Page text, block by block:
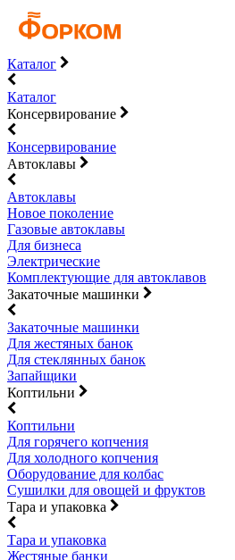
Каталог
Каталог
Консервирование
Консервирование
Автоклавы
Автоклавы
Новое поколение
Газовые автоклавы
Для бизнеса
Электрические
Комплектующие для автоклавов
Закаточные машинки
Закаточные машинки
Для жестяных банок
Для стеклянных банок
Запайщики
Коптильни
Коптильни
Для горячего копчения
Для холодного копчения
Оборудование для колбас
Сушилки для овощей и фруктов
Тара и упаковка
Тара и упаковка
Жестяные банки